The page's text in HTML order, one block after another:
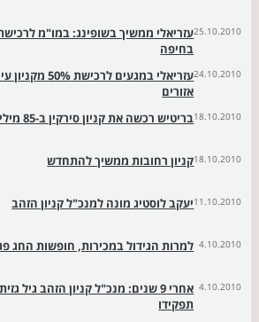
25.10.2010עזריאלי ממשיך בשופינג: במו"מ לרכישת
בחיפה
24.10.2010
עזריאלי במגעים
אזורים
18.10.2010בריטיש רכשה את קניון סירקין ב-85 מיליון שקל
18.10.2010קניון רחובות ממשיך להתחדש
11.10.2010יעקב לוסטיג מונה למנכ"ל קניון הזהב
4.10.2010 למרות הגידול במכירות, חופשות החג
4.10.2010
אחרי 9 שנים: מנכ"ל קניון הזהב גיל
תפקידו